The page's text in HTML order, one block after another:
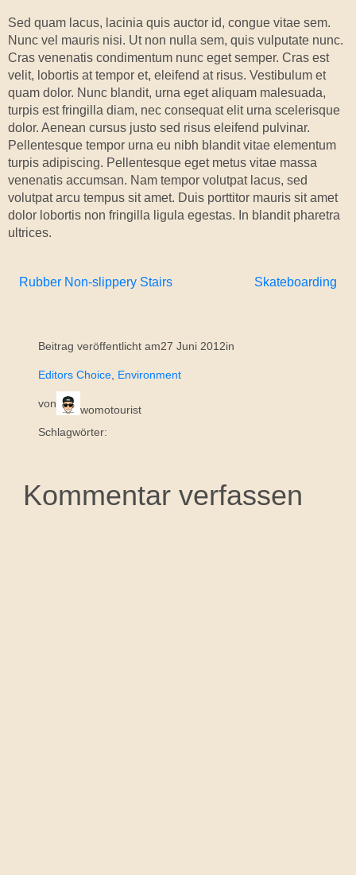
Sed quam lacus, lacinia quis auctor id, congue vitae sem.
Nunc vel mauris nisi. Ut non nulla sem, quis vulputate nunc.
Cras venenatis condimentum nunc eget semper. Cras est
velit, lobortis at tempor et, eleifend at risus. Vestibulum et
quam dolor. Nunc blandit, urna eget aliquam malesuada,
turpis est fringilla diam, nec consequat elit urna scelerisque
dolor. Aenean cursus justo sed risus eleifend pulvinar.
Pellentesque tempor urna eu nibh blandit vitae elementum
turpis adipiscing. Pellentesque eget metus vitae massa
venenatis accumsan. Nam tempor volutpat lacus, sed
volutpat arcu tempus sit amet. Duis porttitor mauris sit amet
dolor lobortis non fringilla ligula egestas. In blandit pharetra
ultrices.
Rubber Non-slippery Stairs Skateboarding
Beitrag veröffentlicht am27 Juni 2012in
Editors Choice Environment
von
womotourist
Schlagwörter:
Kommentar verfassen